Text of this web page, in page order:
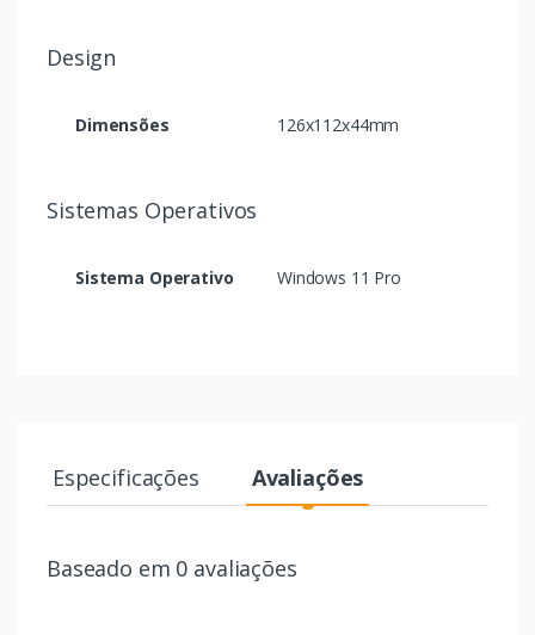
Design
Dimensões 126x112x44mm
Sistemas Operativos
Sistema Operativo Windows 11 Pro
Especificações Avaliações
Baseado em 0 avaliações